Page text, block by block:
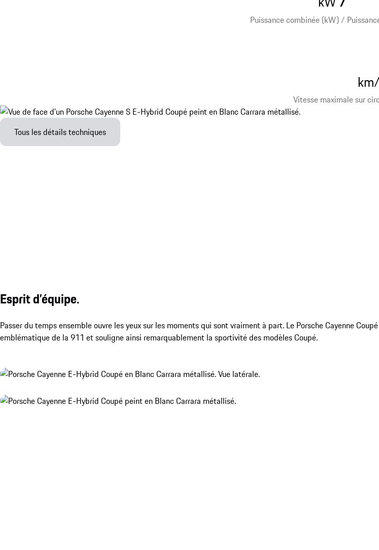
Puissance combinée (kW) /
Vitesse maximale sur
Tous les détails techniques
Esprit d’équipe.
Passer du temps ensemble ouvre les yeux sur les moments qui sont vraiment à part. Le Porsche Cayenne
emblématique de la 911 et souligne ainsi remarquablement la sportivité des modèles Coupé.